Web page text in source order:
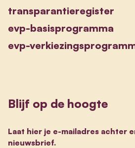
transparantieregister
evp-basisprogramma
evp-
Blijf op de hoogte
Laat hier je e-mailadres achter
nieuwsbrief.